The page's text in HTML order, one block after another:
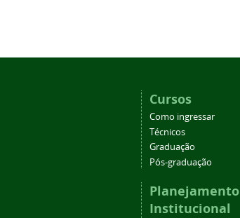
Cursos
Como ingressar
Técnicos
Graduação
Pós-graduação
Planejamento
Institucional